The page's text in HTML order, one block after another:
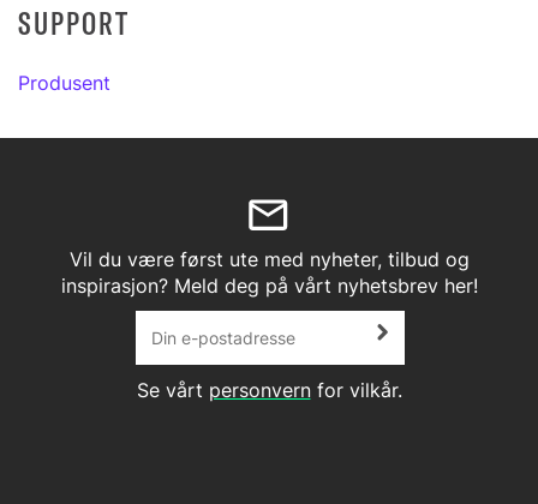
SUPPORT
Produsent
Vil du være først ute med nyheter, tilbud og
inspirasjon? Meld deg på vårt nyhetsbrev her!
Se vårt personvernfor vilkår.